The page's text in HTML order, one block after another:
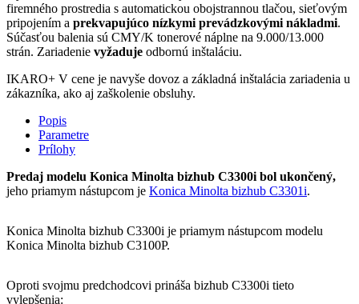
firemného prostredia s automatickou obojstrannou tlačou, sieťovým
pripojením a prekvapujúco nízkymi prevádzkovými nákladmi.
Súčasťou balenia sú CMY/K tonerové náplne na 9.000/13.000
strán. Zariadenie vyžaduje odbornú inštaláciu.
IKARO+ V cene je navyše dovoz a základná inštalácia zariadenia u
zákazníka, ako aj zaškolenie obsluhy.
Popis
Parametre
Prílohy
Predaj modelu Konica Minolta bizhub C3300i bol ukončený,
jeho priamym nástupcom je Konica Minolta bizhub C3301i.
Konica Minolta bizhub C3300i je priamym nástupcom modelu
Konica Minolta bizhub C3100P.
Oproti svojmu predchodcovi prináša bizhub C3300i tieto
vylepšenia: